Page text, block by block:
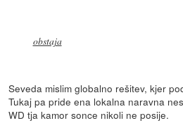
obstaja
Seveda mislim globalno rešitev, kjer
Tukaj pa pride ena lokalna naravna
WD tja kamor sonce nikoli ne posije.